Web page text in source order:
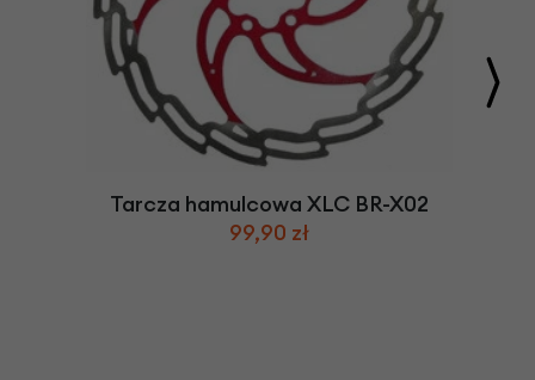
Tarcza hamulcowa XLC BR-X02
99,90 zł